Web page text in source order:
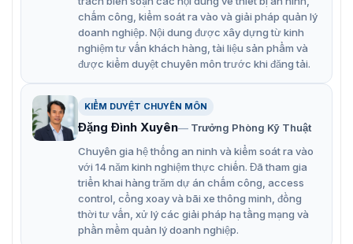
để phát huy tối đa cho các tính năng của model máy
chấm công Đây Hơn thế nữa nó có thể giúp cho sản
phẩm máy chấm công luôn được giữ ở trạng thái cố định.
Giữ cho máy chấm công được hoạt động ổn định không
bị xê dịch hay mất phương hướng.
Nét đặc trưng của sản phẩm DS-KAB6-
BASE
Giá đỡ DS-KAB6-BASE được thiết kế tối giản, phù hợp với
các phần cứng, giúp cho việc cố định máy chấm công
trở nên chắc chắn hơn. Từ đó tạo sự ổn định, máy chấm
công có thể phát huy tối đa tính năng mà máy có.
chấm công, kiểm soát ra vào và giải pháp quản lý
doanh nghiệp. Nội dung được xây dựng từ kinh
nghiệm tư vấn khách hàng, tài liệu sản phẩm và
được kiểm duyệt chuyên môn trước khi đăng tải.
KIỂM DUYỆT CHUYÊN MÔN
Đặng Đình Xuyên
Trưởng Phòng Kỹ Thuật
Chuyên gia hệ thống an ninh và kiểm soát ra vào
với 14 năm kinh nghiệm thực chiến. Đã tham gia
triển khai hàng trăm dự án chấm công, access
control, cổng xoay và bãi xe thông minh, đồng
thời tư vấn, xử lý các giải pháp hạ tầng mạng và
phần mềm quản lý doanh nghiệp.